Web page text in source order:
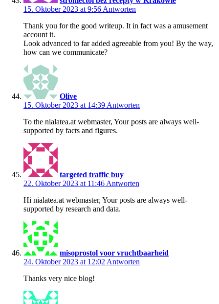
15. Oktober 2023 at 9:56Antworten
Thank you for the good writeup. It in fact was a amusement
account it.
Look advanced to far added agreeable from you! By the way,
how can we communicate?
Olive
15. Oktober 2023 at 14:39Antworten
To the nialatea.at webmaster, Your posts are always well-
supported by facts and figures.
targeted traffic buy
22. Oktober 2023 at 11:46Antworten
Hi nialatea.at webmaster, Your posts are always well-
supported by research and data.
misoprostol voor vruchtbaarheid
24. Oktober 2023 at 12:02Antworten
Thanks very nice blog!